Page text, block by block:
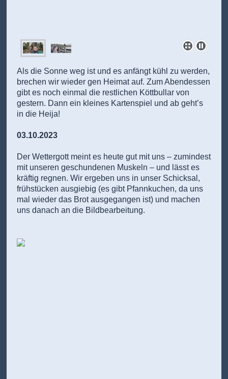
Als die Sonne weg ist und es anfängt kühl zu werden,
brechen wir wieder gen Heimat auf. Zum Abendessen
gibt es noch einmal die restlichen Köttbullar von
gestern. Dann ein kleines Kartenspiel und ab geht’s
in die Heija!
03.10.2023
Der Wettergott meint es heute gut mit uns – zumindest
mit unseren geschundenen Muskeln – und lässt es
kräftig regnen. Wir ergeben uns in unser Schicksal,
frühstücken ausgiebig (es gibt Pfannkuchen, da uns
mal wieder das Brot ausgegangen ist) und machen
uns danach an die Bildbearbeitung.